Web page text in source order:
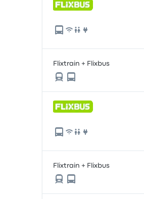
Flixtrain + Flixbus
Flixtrain + Flixbus